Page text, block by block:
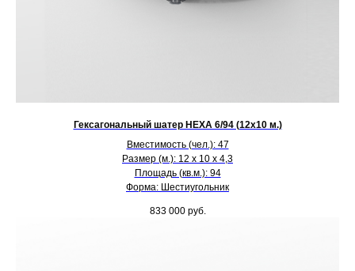
Гексагональный шатер HEXA 6/94 (12х10 м.)
Вместимость (чел.): 47
Размер (м.): 12 х 10 х 4,3
Площадь (кв.м.): 94
Форма: Шестиугольник
833 000 руб.